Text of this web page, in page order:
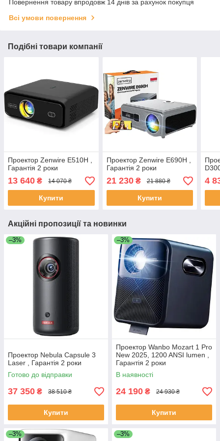
Повернення товару впродовж 14 днів за рахунок покупця
Всі умови повернення
Подібні товари компанії
Проектор Zenwire E510H ,
Гарантія 2 роки
13 640 ₴ 14 070 ₴
Купити
Проектор Zenwire E690H ,
Гарантія 2 роки
21 230₴ 21 880 ₴
Купити
4
Акційні пропозиції та новинки
–3%
Проектор Nebula Capsule 3
Laser , Гарантія 2 роки
Готово до відправки
37 350 ₴ 38 510 ₴
Купити
–3%
Проектор Wanbo Mozart 1 Pro
New 2025, 1200 ANSI lumen ,
Гарантія 2 роки
В наявності
24 190 ₴ 24 930 ₴
Купити
–3% –3%